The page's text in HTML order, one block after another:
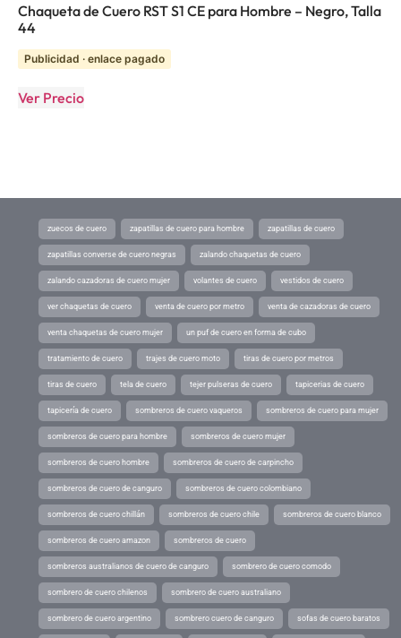
Chaqueta de Cuero RST S1 CE para Hombre – Negro, Talla
44
Publicidad · enlace pagado
Ver Precio
zuecos de cuero zapatillas de cuero para hombre zapatillas de cuero
zapatillas converse de cuero negras zalando chaquetas de cuero
zalando cazadoras de cuero mujer volantes de cuero vestidos de cuero
ver chaquetas de cuero venta de cuero por metro venta de cazadoras de cuero
venta chaquetas de cuero mujer un puf de cuero en forma de cubo
tratamiento de cuero trajes de cuero moto tiras de cuero por metros
tiras de cuero tela de cuero tejer pulseras de cuero tapicerias de cuero
tapicería de cuero sombreros de cuero vaqueros sombreros de cuero para mujer
sombreros de cuero para hombre sombreros de cuero mujer
sombreros de cuero hombre sombreros de cuero de carpincho
sombreros de cuero de canguro sombreros de cuero colombiano
sombreros de cuero chillán sombreros de cuero chile sombreros de cuero blanco
sombreros de cuero amazon sombreros de cuero
sombreros australianos de cuero de canguro sombrero de cuero comodo
sombrero de cuero chilenos sombrero de cuero australiano
sombrero de cuero argentino sombrero cuero de canguro sofas de cuero baratos